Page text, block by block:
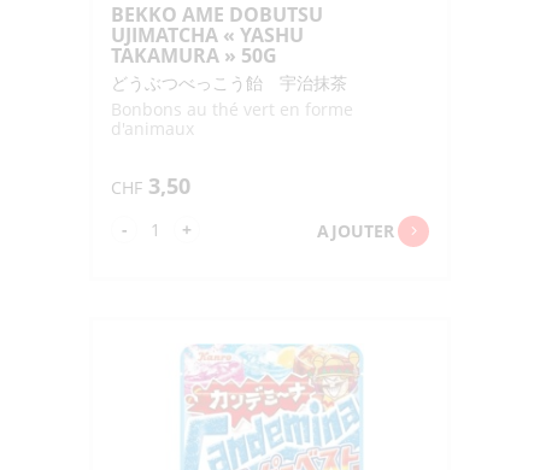
BEKKO AME DOBUTSU
UJIMATCHA « YASHU
TAKAMURA » 50G
どうぶつべっこう飴 宇治抹茶
Bonbons au thé vert en forme
d'animaux
CHF 3,50
-
quantité
DOBUTSU
UJIMATCHA
"YASHU
TAKAMURA"
+ AJOUTER